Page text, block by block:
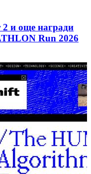
и още награди
Run 2026